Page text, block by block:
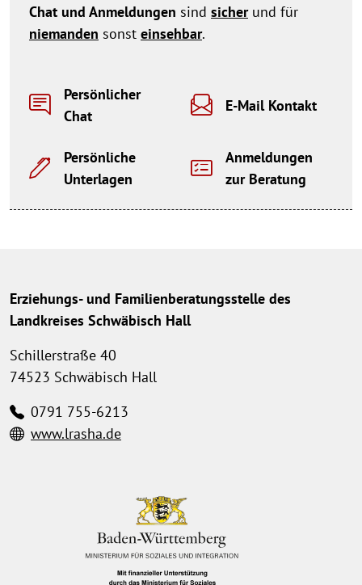
Chat und Anmeldungen sind sicherund für
niemanden sonst einsehbar.
Persönlicher
Chat
E-Mail Kontakt
Persönliche
Unterlagen
Anmeldungen
zur Beratung
Erziehungs- und Familienberatungsstelle des
Landkreises Schwäbisch Hall
Schillerstraße 40
74523 Schwäbisch Hall
0791 755-6213
www.lrasha.de